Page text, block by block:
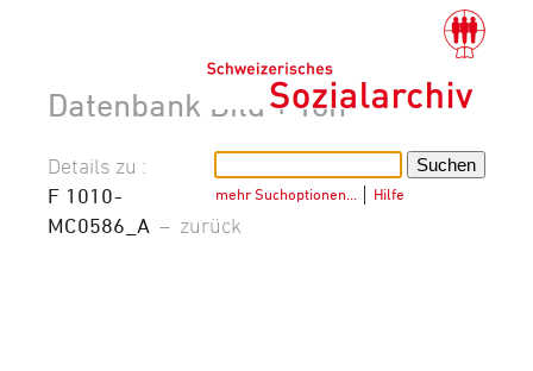
Datenbank Bild + Ton
mehr Suchoptionen… Hilfe
Details zu :
F 1010-
MC0586_A – zurück